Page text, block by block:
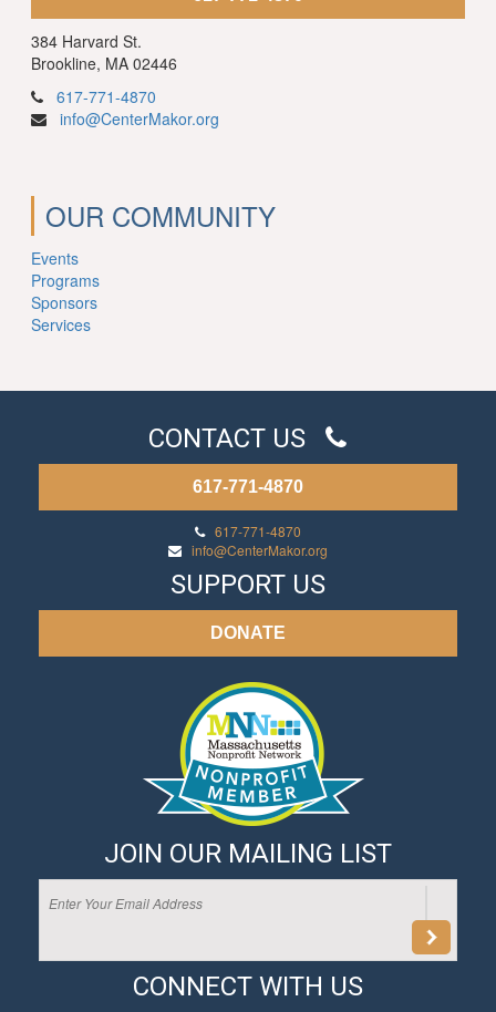
384 Harvard St.
Brookline, MA 02446
617-771-4870
info@CenterMakor.org
OUR COMMUNITY
Events
Programs
Sponsors
Services
CONTACT US
617-771-4870
617-771-4870
info@CenterMakor.org
SUPPORT US
DONATE
JOIN OUR MAILING LIST
CONNECT WITH US